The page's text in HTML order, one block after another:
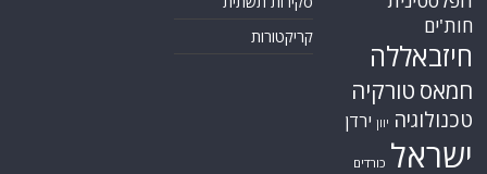
חות'ים
חיזבאללה
חמאס טורקיה
טכנולוגיה יוון ירדן
ישראל כורדים
קריקטורות